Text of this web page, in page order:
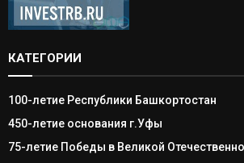
КАТЕГОРИИ
100-летие Республики Башкортостан
450-летие основания г.Уфы
75-летие Победы в Великой